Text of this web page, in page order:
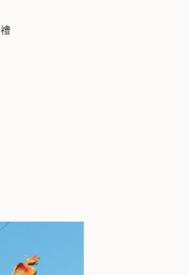
安府均會聘請麥寮吳宗銘師傅製作泉